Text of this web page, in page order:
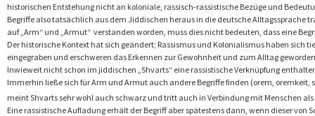
historischen Entstehung nicht an koloniale, rassisch-rassistische Bezüge und
Begriffe also tatsächlich aus dem Jiddischen heraus in die deutsche Alltagssprache
auf „Arm“ und „Armut“ verstanden worden, muss dies nicht bedeuten, dass eine
Der historische Kontext hat sich geändert; Rassismus und Kolonialismus haben sich
eingegraben und erschweren das Erkennen zur Gewohnheit und zum Alltag
Inwieweit nicht schon im jiddischen „Shvarts“ eine rassistische Verknüpfung
Immerhin ließe sich für Arm und Armut auch andere Begriffe finden (orem, oremkeit,
meintShvarts sehr wohl auch schwarz und tritt auch in Verbindung mit Menschen als
Eine rassistische Aufladung erhält der Begriff aber spätestens dann, wenn dieser von